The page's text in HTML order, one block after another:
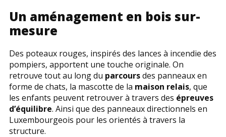
Un aménagement en bois sur-
mesure
Des poteaux rouges, inspirés des lances à incendie des
pompiers, apportent une touche originale. On
retrouve tout au long du parcoursdes panneaux en
forme de chats, la mascotte de la maison relais, que
les enfants peuvent retrouver à travers des épreuves
d’équilibre. Ainsi que des panneaux directionnels en
Luxembourgeois pour les orientés à travers la
structure.